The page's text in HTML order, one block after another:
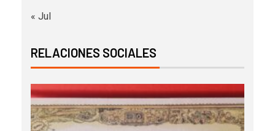
« Jul
RELACIONES SOCIALES